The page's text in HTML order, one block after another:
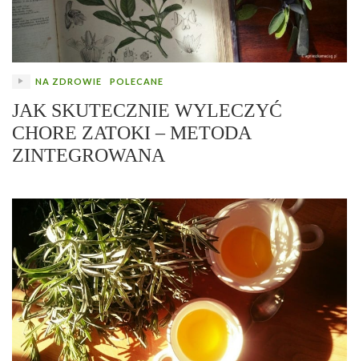
NA ZDROWIE POLECANE
JAK SKUTECZNIE WYLECZYĆ
CHORE ZATOKI – METODA
ZINTEGROWANA